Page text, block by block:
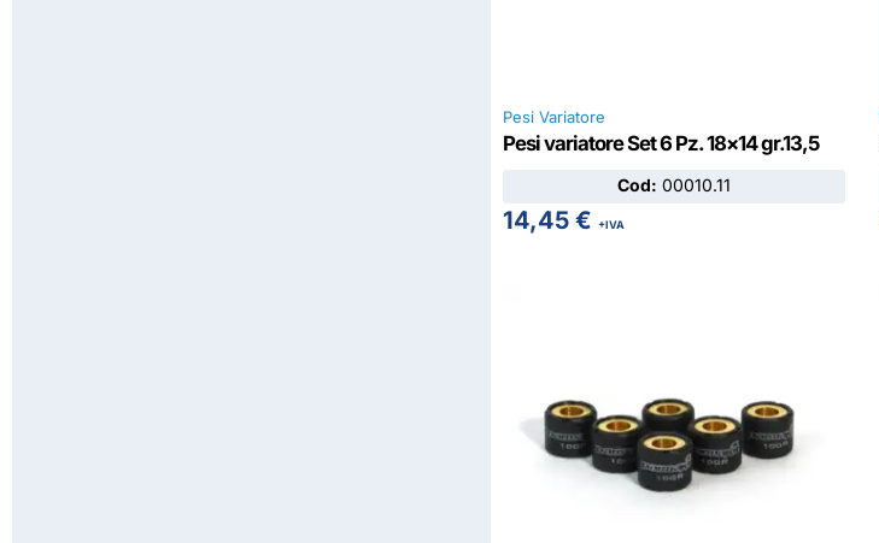
Pesi Variatore
Pesi variatore Set 6 Pz. 18×14 gr.13,5
Cod: 00010.11
14,45€ +IVA